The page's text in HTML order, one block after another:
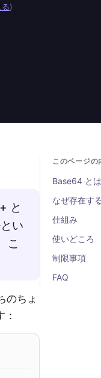
)
このページの
Base64 とは
なぜ存在す
仕組み
使いどころ
制限事項
FAQ
と
い
こ
のちょ